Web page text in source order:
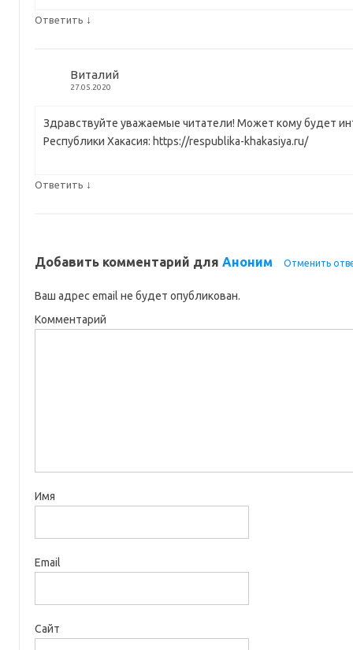
Ответить ↓
Виталий
27.05.2020
Здравствуйте уважаемые читатели! Может кому будет
Республики Хакасия: https://respublika-khakasiya.ru/
Ответить ↓
Добавить комментарий для Аноним Отменить
Ваш адрес email не будет опубликован.
Комментарий
Имя
Email
Сайт